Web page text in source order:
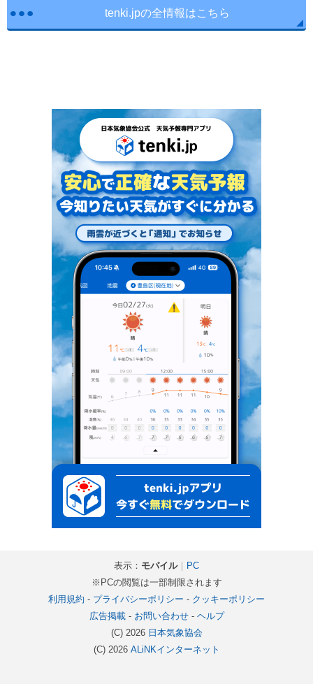
tenki.jpの全情報はこちら
表示： モバイル｜ PC
※PCの閲覧は一部制限されます
利用規約 - プライバシーポリシー - クッキーポリシー
広告掲載- お問い合わせ- ヘルプ
(C) 2026 日本気象協会
(C) 2026 ALiNKインターネット